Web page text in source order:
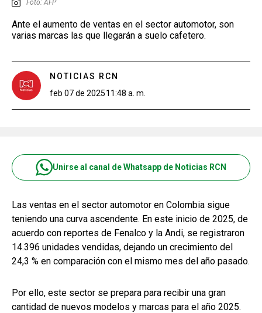
Foto: AFP
Ante el aumento de ventas en el sector automotor, son
varias marcas las que llegarán a suelo cafetero.
NOTICIAS RCN
feb 07 de 202511:48 a. m.
Unirse al canal de Whatsapp de Noticias RCN
Las ventas en el sector automotor en Colombia sigue
teniendo una curva ascendente. En este inicio de 2025, de
acuerdo con reportes de Fenalco y la Andi, se registraron
14.396 unidades vendidas, dejando un crecimiento del
24,3 % en comparación con el mismo mes del año pasado.
Por ello, este sector se prepara para recibir una gran
cantidad de nuevos modelos y marcas para el año 2025.